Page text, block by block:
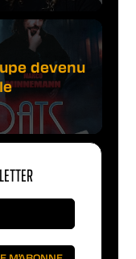
devenu